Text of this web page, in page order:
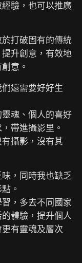
驗，也可以推廣
打破固有的傳統
升創意，有效地
意。
還需要好好生
魂、個人的喜好
帶進攝影里。
攝影，沒有其
，同時我也缺乏
。
，多去不同國家
體驗，提升個人
有靈魂及層次